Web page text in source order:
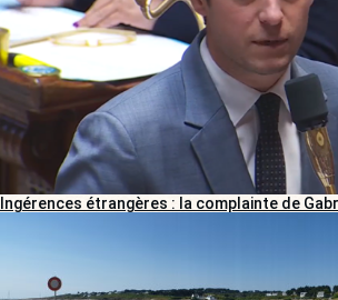
Ingérences étrangères : la complainte de